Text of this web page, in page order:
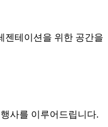
젠테이션을 위한 공간을
사를 이루어드립니다.